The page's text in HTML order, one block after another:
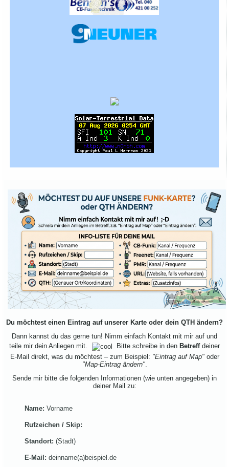
Du möchtest einen Eintrag auf unserer Karte oder dein QTH ändern?
Dann kannst du das gerne tun! Nimm einfach Kontakt mit mir auf und
teile mir dein Anliegen mit.
Bitte schreibe in den Betreffdeiner
E-Mail direkt, was du möchtest – zum Beispiel: "Eintrag auf Map"oder
"Map-Eintrag ändern".
Sende mir bitte die folgenden Informationen (wie unten angegeben) in
deiner Mail zu:
Name: Vorname
Rufzeichen / Skip:
Standort: (Stadt)
E-Mail: deinname(a)beispiel.de